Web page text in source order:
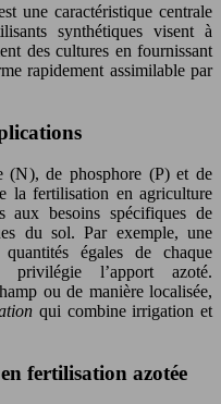
une caractéristique centrale
synthétiques visent à
des cultures en fournissant
rapidement assimilable par
(N), de phosphore (P) et de
la fertilisation en agriculture
aux besoins spécifiques de
du sol. Par exemple, une
égales de chaque
privilégie l’apport azoté.
ou de manière localisée,
qui combine irrigation et
fertilisation azotée